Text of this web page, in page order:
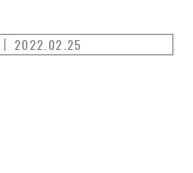
2022.02.25